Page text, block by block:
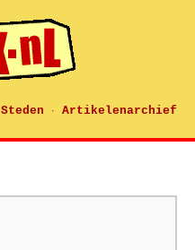
Steden · Artikelenarchief